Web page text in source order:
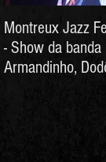
Montreux Jazz
- Show da banda
Armandinho,